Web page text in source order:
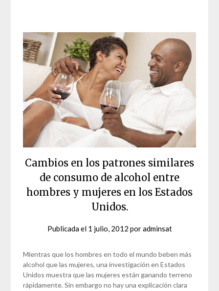
Cambios en los patrones similares
de consumo de alcohol entre
hombres y mujeres en los Estados
Unidos.
Publicada el 1 julio, 2012 poradminsat
Mientras que los hombres en todo el mundo beben más
alcohol que las mujeres, una investigación en Estados
Unidos muestra que las mujeres están ganando terreno
rápidamente. Sin embargo no hay una explicación clara